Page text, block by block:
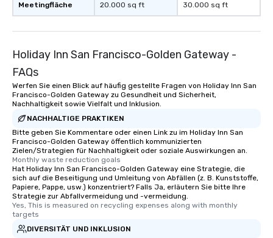
Meetingfläche 20.000 sq ft 30.000 sq ft
Holiday Inn San Francisco-Golden Gateway -
FAQs
Werfen Sie einen Blick auf häufig gestellte Fragen von Holiday Inn San
Francisco-Golden Gateway zu Gesundheit und Sicherheit,
Nachhaltigkeit sowie Vielfalt und Inklusion.
NACHHALTIGE PRAKTIKEN
Bitte geben Sie Kommentare oder einen Link zu im Holiday Inn San
Francisco-Golden Gateway öffentlich kommunizierten
Zielen/Strategien für Nachhaltigkeit oder soziale Auswirkungen an.
Monthly waste reduction goals
Hat Holiday Inn San Francisco-Golden Gateway eine Strategie, die
sich auf die Beseitigung und Umleitung von Abfällen (z. B. Kunststoffe,
Papiere, Pappe, usw.) konzentriert? Falls Ja, erläutern Sie bitte Ihre
Strategie zur Abfallvermeidung und -vermeidung.
Yes, This is measured on recycling expenses along with monthly
targets
DIVERSITÄT UND INKLUSION